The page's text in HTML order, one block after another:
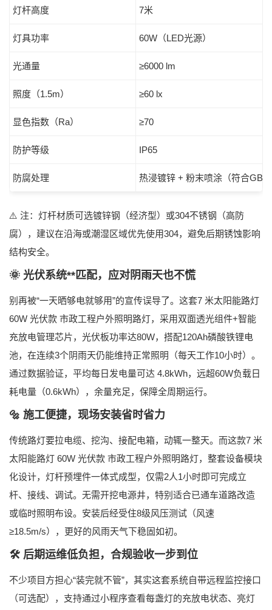
灯杆高度 7米
灯具功率 60W（LED光源）
光通量 ≥6000 lm
照度（1.5m） ≥60 lx
显色指数（Ra） ≥70
防护等级 IP65
防腐处理 热浸镀锌 + 粉末喷涂（符合GB/
⚠️ 注：灯杆材质可选镀锌钢（经济型）或304不锈钢（高防
腐），建议在沿海或潮湿区域优先使用304，避免后期锈蚀影响
结构安全。
🌞 光伏系统**匹配，应对阴雨天也不慌
别再被“一天晒够电就够用”的宣传误导了。这套7 米太阳能路灯
60W 光伏款 市政工程户外照明路灯，采用双面透光组件+智能
充放电管理芯片，光伏板功率达80W，搭配120Ah磷酸铁锂电
池，在连续3个阴雨天仍能维持正常照明（每天工作10小时）。
通过数据验证，平均每日发电量可达 4.8kWh，远超60W负载日
耗电量（0.6kWh），余量充足，保障全周期运行。
🔩 施工便捷，现场安装省时省力
传统路灯要拉电缆、挖沟、接配电箱，动辄一整天。而这款7 米
太阳能路灯 60W 光伏款 市政工程户外照明路灯，整套设备模块
化设计，灯杆预埋件一体式成型，仅需2人1小时即可完成立
杆、接线、调试。无需开挖电源井，特别适合已通车道路改造
或临时照明布设。安装后经受住8级风压测试 （风速
≥18.5m/s），更好的风雨天气下稳固如初。
🛠 后期运维低负担，合规验收一步到位
不少项目方担心“装完就不管”，其实这套系统自带远程监控接口
（可选配），支持通过小程序查看每盏灯的充放电状态、亮灯